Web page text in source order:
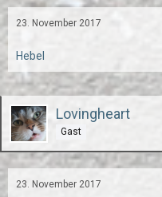
23. November 2017
Hebel
Lovingheart
Gast
23. November 2017